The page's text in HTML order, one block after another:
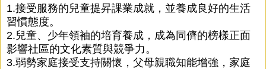
1.接受服務的兒童提昇課業成就，並養成良好的生活
習慣態度。
2.兒童、少年領袖的培育養成，成為同儕的榜樣正面
影響社區的文化素質與競爭力。
3.弱勢家庭接受支持關懷，父母親職知能增強，家庭